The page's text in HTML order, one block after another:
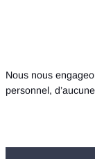
Nous nous
personnel,